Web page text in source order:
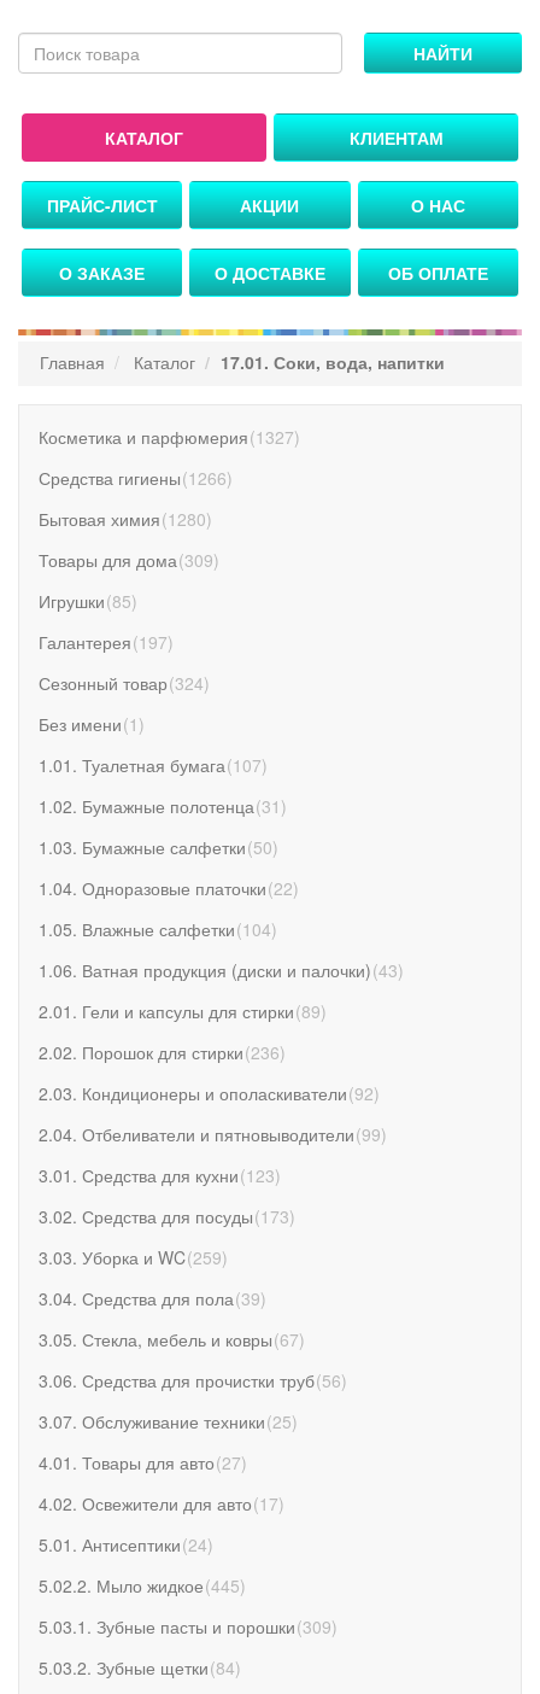
НАЙТИ
КАТАЛОГ КЛИЕНТАМ
ПРАЙС-ЛИСТ АКЦИИ О НАС
О ЗАКАЗЕ О ДОСТАВКЕ ОБ ОПЛАТЕ
Главная Каталог 17.01. Соки, вода, напитки
Косметика и парфюмерия(1327)
Средства гигиены(1266)
Бытовая химия(1280)
Товары для дома(309)
Игрушки(85)
Галантерея(197)
Сезонный товар(324)
Без имени(1 )
1.01. Туалетная бумага(107)
1.02. Бумажные полотенца(31 )
1.03. Бумажные салфетки(50)
1.04. Одноразовые платочки(22)
1.05. Влажные салфетки(104)
1.06. Ватная продукция (диски и палочки)(43)
2.01. Гели и капсулы для стирки(89)
2.02. Порошок для стирки(236)
2.03. Кондиционеры и ополаскиватели(92)
2.04. Отбеливатели и пятновыводители(99)
3.01. Средства для кухни(123)
3.02. Средства для посуды(173)
3.03. Уборка и WC(259)
3.04. Средства для пола(39)
3.05. Стекла, мебель и ковры(67)
3.06. Средства для прочистки труб(56)
3.07. Обслуживание техники(25)
4.01. Товары для авто(27)
4.02. Освежители для авто(17)
5.01. Антисептики(24)
5.02.2. Мыло жидкое(445)
5.03.1. Зубные пасты и порошки(309)
5.03.2. Зубные щетки(84)